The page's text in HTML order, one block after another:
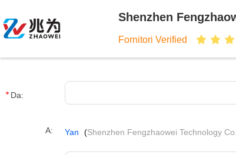
Shenzhen
Fornitori Verified
Da:
A: Yan (Shenzhen Fengzhaowei Technology